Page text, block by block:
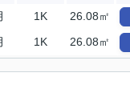
1K 26.08㎡
1K 26.08㎡